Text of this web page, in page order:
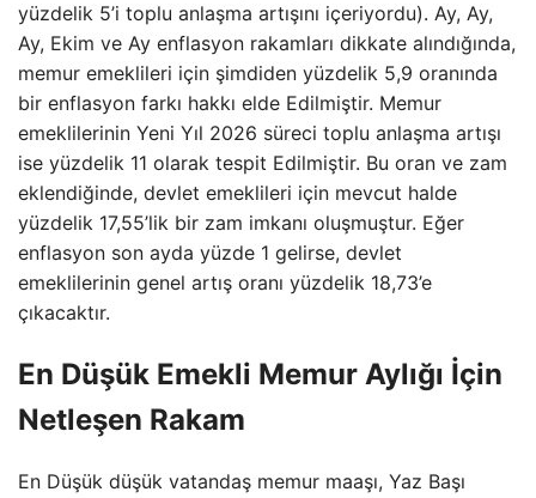
yüzdelik 5’i toplu anlaşma artışını içeriyordu). Ay, Ay,
Ay, Ekim ve Ay enflasyon rakamları dikkate alındığında,
memur emeklileri için şimdiden yüzdelik 5,9 oranında
bir enflasyon farkı hakkı elde Edilmiştir. Memur
emeklilerinin Yeni Yıl 2026 süreci toplu anlaşma artışı
ise yüzdelik 11 olarak tespit Edilmiştir. Bu oran ve zam
eklendiğinde, devlet emeklileri için mevcut halde
yüzdelik 17,55’lik bir zam imkanı oluşmuştur. Eğer
enflasyon son ayda yüzde 1 gelirse, devlet
emeklilerinin genel artış oranı yüzdelik 18,73’e
çıkacaktır.
En Düşük Emekli Memur Aylığı İçin
Netleşen Rakam
En Düşük düşük vatandaş memur maaşı, Yaz Başı